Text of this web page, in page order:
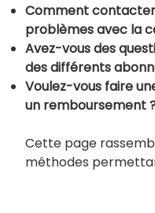
Comment contacter
problèmes avec la
Avez-vous des
des différents
Voulez-vous faire
un remboursement
Cette page
méthodes